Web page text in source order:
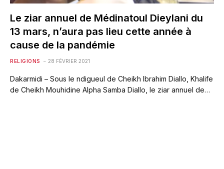
Le ziar annuel de Médinatoul Dieylani du
13 mars, n’aura pas lieu cette année à
cause de la pandémie
RELIGIONS 28 FÉVRIER 2021
Dakarmidi – Sous le ndigueul de Cheikh Ibrahim Diallo, Khalife
de Cheikh Mouhidine Alpha Samba Diallo, le ziar annuel de…